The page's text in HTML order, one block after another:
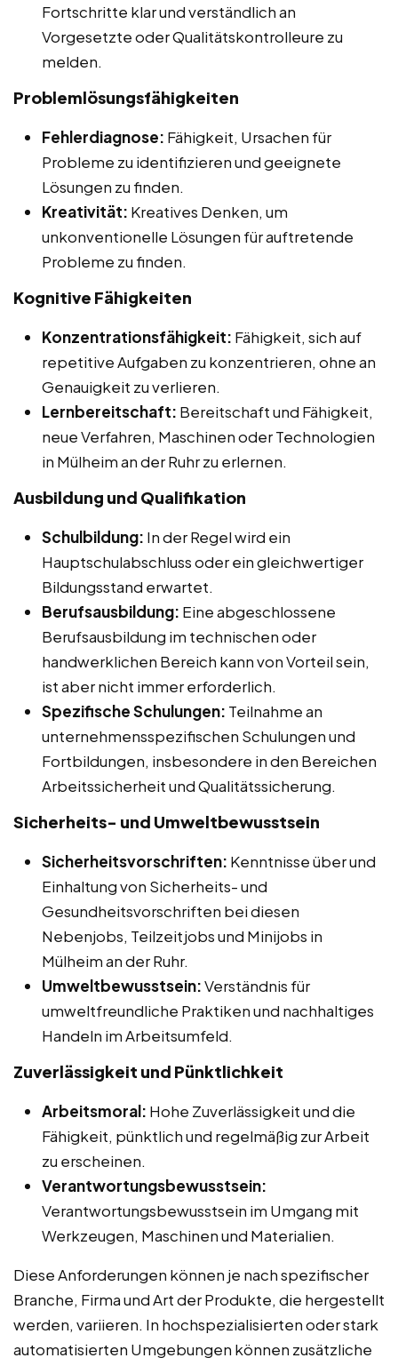
Fortschritte klar und verständlich an
Vorgesetzte oder Qualitätskontrolleure zu
melden.
Problemlösungsfähigkeiten
Fehlerdiagnose: Fähigkeit, Ursachen für
Probleme zu identifizieren und geeignete
Lösungen zu finden.
Kreativität: Kreatives Denken, um
unkonventionelle Lösungen für auftretende
Probleme zu finden.
Kognitive Fähigkeiten
Konzentrationsfähigkeit: Fähigkeit, sich auf
repetitive Aufgaben zu konzentrieren, ohne an
Genauigkeit zu verlieren.
Lernbereitschaft: Bereitschaft und Fähigkeit,
neue Verfahren, Maschinen oder Technologien
in Mülheim an der Ruhr zu erlernen.
Ausbildung und Qualifikation
Schulbildung: In der Regel wird ein
Hauptschulabschluss oder ein gleichwertiger
Bildungsstand erwartet.
Berufsausbildung: Eine abgeschlossene
Berufsausbildung im technischen oder
handwerklichen Bereich kann von Vorteil sein,
ist aber nicht immer erforderlich.
Spezifische Schulungen: Teilnahme an
unternehmensspezifischen Schulungen und
Fortbildungen, insbesondere in den Bereichen
Arbeitssicherheit und Qualitätssicherung.
Sicherheits- und Umweltbewusstsein
Sicherheitsvorschriften: Kenntnisse über und
Einhaltung von Sicherheits- und
Gesundheitsvorschriften bei diesen
Nebenjobs, Teilzeitjobs und Minijobs in
Mülheim an der Ruhr.
Umweltbewusstsein:Verständnis für
umweltfreundliche Praktiken und nachhaltiges
Handeln im Arbeitsumfeld.
Zuverlässigkeit und Pünktlichkeit
Arbeitsmoral: Hohe Zuverlässigkeit und die
Fähigkeit, pünktlich und regelmäßig zur Arbeit
zu erscheinen.
Verantwortungsbewusstsein:
Verantwortungsbewusstsein im Umgang mit
Werkzeugen, Maschinen und Materialien.
Diese Anforderungen können je nach spezifischer
Branche, Firma und Art der Produkte, die hergestellt
werden, variieren. In hochspezialisierten oder stark
automatisierten Umgebungen können zusätzliche